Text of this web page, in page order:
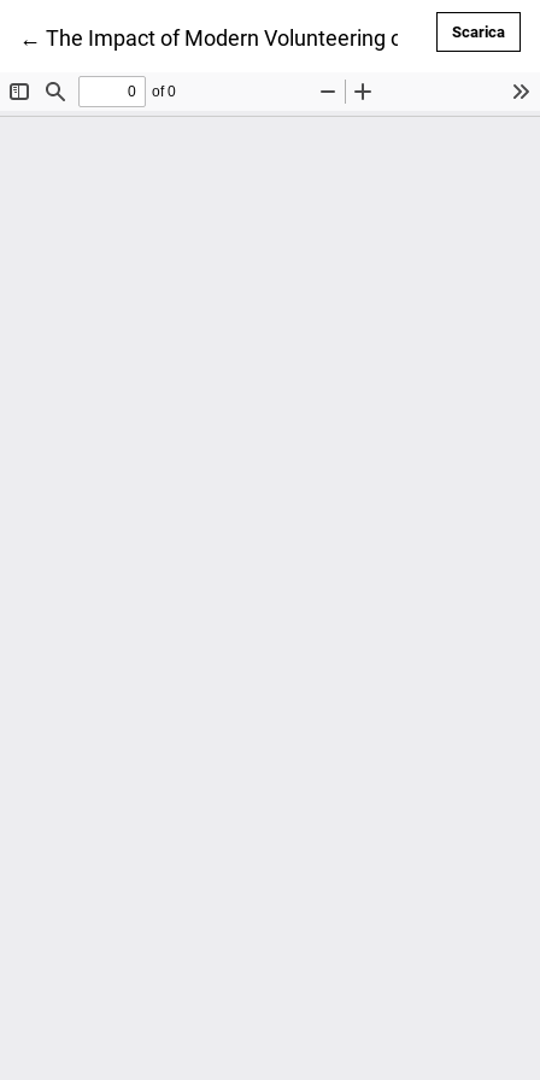
←Ritorna ai dettagli dell'articolo
The Impact of Modern Volunteering on LocalScarica